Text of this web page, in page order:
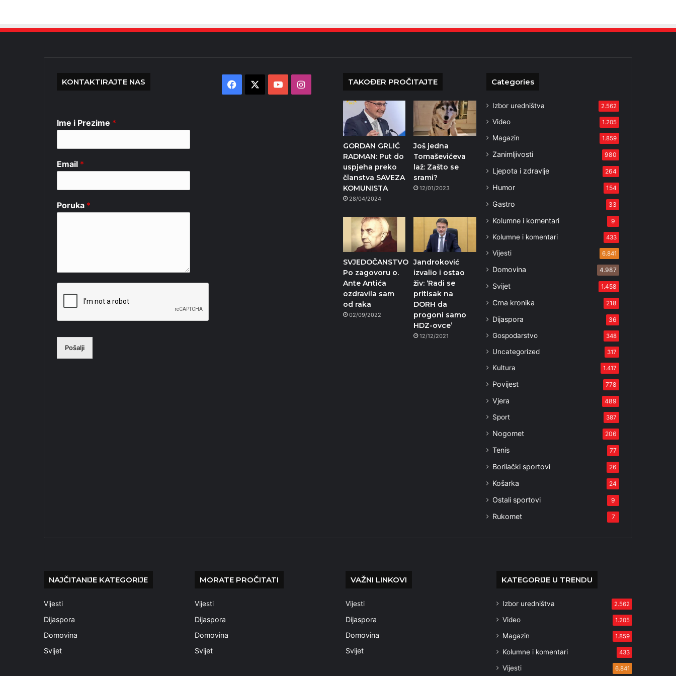
KONTAKTIRAJTE NAS
Ime i Prezime *
Email *
Poruka *
Pošalji
Facebook YouTubeInstagram TAKOĐER PROČITAJTE
GORDAN GRLIĆ
RADMAN: Put do
uspjeha preko
članstva SAVEZA
KOMUNISTA
28/04/2024
Još jedna
Tomaševićeva
laž: Zašto se
srami?
12/01/2023
SVJEDOČANSTVO
Po zagovoru o.
Ante Antića
ozdravila sam
od raka
02/09/2022
Jandroković
izvalio i ostao
živ: ‘Radi se
pritisak na
DORH da
progoni samo
HDZ-ovce’
12/12/2021
Categories
Izbor uredništva 2.562
Video 1.205
Magazin 1.859
Zanimljivosti 980
Ljepota i zdravlje 264
Humor 154
Gastro 33
Kolumne i komentari 9
Kolumne i komentari 433
Vijesti 6.841
Domovina 4.987
Svijet 1.458
Crna kronika 218
Dijaspora 36
Gospodarstvo 348
Uncategorized 317
Kultura 1.417
Povijest 778
Vjera 489
Sport 387
Nogomet 206
Tenis 77
Borilački sportovi 26
Košarka 24
Ostali sportovi 9
Rukomet 7
NAJČITANIJE KATEGORIJE
Vijesti
Dijaspora
Domovina
Svijet
MORATE PROČITATI
Vijesti
Dijaspora
Domovina
Svijet
VAŽNI LINKOVI
Vijesti
Dijaspora
Domovina
Svijet
KATEGORIJE U TRENDU
Izbor uredništva 2.562
Video 1.205
Magazin 1.859
Kolumne i komentari 433
Vijesti 6.841